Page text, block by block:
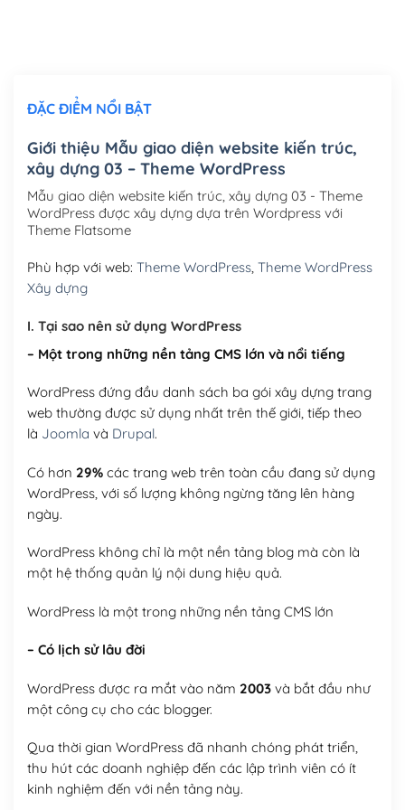
Mua thêm Host + Tên miền
Tên miền quốc tế .com .net .org (1 năm)
(+300,000₫)
Tên miền Việt Nam .vn (1 năm)(+550,000₫)
Hosting 2GB SSD (1 năm)(+450,000₫)
Hosting 5GB SSD (1 năm)
Hosting 8GB SSD (1 năm)
ĐẶC ĐIỂM NỔI BẬT
Giới thiệu Mẫu giao diện website kiến trúc,
xây dựng 03 – Theme WordPress
Mẫu giao diện website kiến trúc, xây dựng 03 - Theme
WordPress được xây dựng dựa trên Wordpress với
Theme Flatsome
Phù hợp với web: Theme WordPress, Theme WordPress
Xây dựng
I. Tại sao nên sử dụng WordPress
– Một trong những nền tảng CMS lớn và nổi tiếng
WordPress đứng đầu danh sách ba gói xây dựng trang
web thường được sử dụng nhất trên thế giới, tiếp theo
là Joomla và Drupal.
Có hơn 29%các trang web trên toàn cầu đang sử dụng
WordPress, với số lượng không ngừng tăng lên hàng
ngày.
WordPress không chỉ là một nền tảng blog mà còn là
một hệ thống quản lý nội dung hiệu quả.
WordPress là một trong những nền tảng CMS lớn
– Có lịch sử lâu đời
WordPress được ra mắt vào năm 2003và bắt đầu như
một công cụ cho các blogger.
Qua thời gian WordPress đã nhanh chóng phát triển,
thu hút các doanh nghiệp đến các lập trình viên có ít
kinh nghiệm đến với nền tảng này.